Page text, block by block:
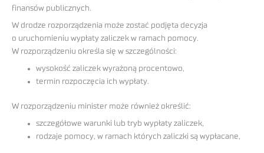
finansów publicznych.
W drodze rozporządzenia może zostać podjęta decyzja
o uruchomieniu wypłaty zaliczek w ramach pomocy.
W rozporządzeniu określa się w szczególności:
wysokość zaliczek wyrażoną procentowo,
termin rozpoczęcia ich wypłaty.
W rozporządzeniu minister może również określić:
szczegółowe warunki lub tryb wypłaty zaliczek,
rodzaje pomocy, w ramach których zaliczki są wypłacane,